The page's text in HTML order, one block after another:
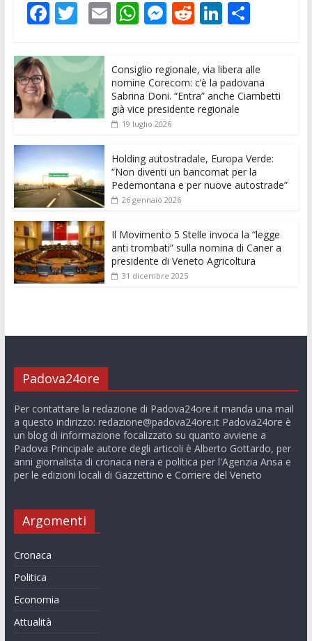
F
e
b
o
o
k
T
itt
er
E
l
W
at
s
A
p
M
e
n
g
R
di
t
Li
k
e
dI
C
n
di
vi
Consiglio regionale, via libera alle
nomine Corecom: c’è la padovana
Sabrina Doni. “Entra” anche Ciambetti
già vice presidente regionale
19 luglio 2026
Holding autostradale, Europa Verde:
“Non diventi un bancomat per la
Pedemontana e per nuove autostrade”
26 gennaio 2026
Il Movimento 5 Stelle invoca la “legge
anti trombati” sulla nomina di Caner a
presidente di Veneto Agricoltura
31 dicembre 2025
Padova24ore
Per contattare la redazione di Padova24ore.it manda una mail
a questo indirizzo: redazione@padova24ore.itPadova24ore è
un blog di informazione focalizzato su quanto avviene a
Padova Principale autore degli articoli è Alberto Gottardo, per
anni giornalista di cronaca nera e politica per l'Agenzia Ansa e
per le edizioni locali di Gazzettino e Corriere del Veneto
Argomenti
Cronaca
Politica
Economia
Attualità